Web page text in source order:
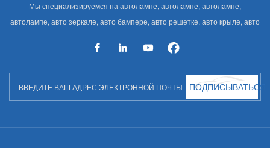
Мы специализируемся на автолампе, автолампе, автолампе,
автолампе, авто зеркале, авто бампере, авто решетке, авто крыле, авто
автозапчастей для Audi, VW, Benz, BMW
ПОДПИСЫВАТЬСЯ